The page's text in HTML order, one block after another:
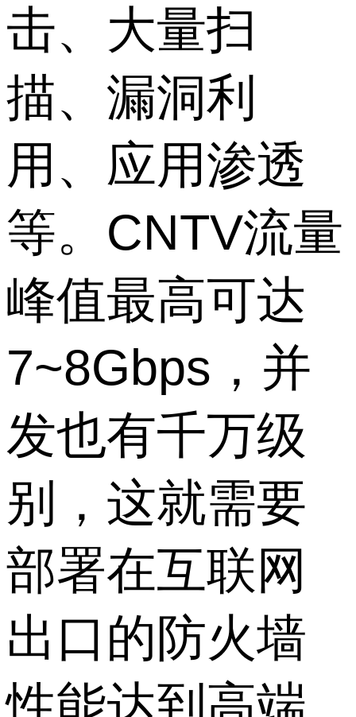
击、大量扫
描、漏洞利
用、应用渗透
等。CNTV流量
峰值最高可达
7~8Gbps，并
发也有千万级
别，这就需要
部署在互联网
出口的防火墙
性能达到高端